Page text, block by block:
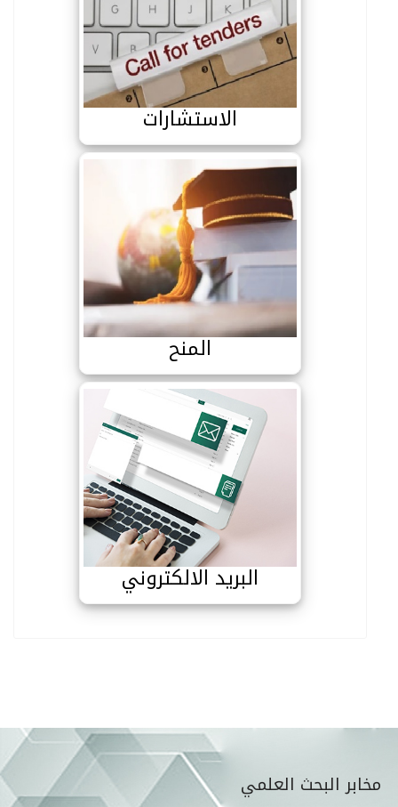
الاستشارات
الاستشارات
المنح
المنح
البريد الالكتروني
البريد الالكتروني
قائمة مخابر البحث
مخابر البحث العلمي